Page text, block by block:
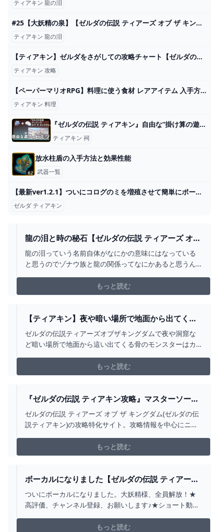
ティアキン 龍の泪
#25【大妖精の泉】【ゼルダの伝説 ティアーズ オブ ザ キングダム】 - YouTube
ティアキン 龍の泪
【ティアキン】ゼルダをさがしての攻略チャート【ゼルダの伝説ティアーズオブザキングダム】 - ゲームウィズ
ティアキン 攻略
【ペーパーマリオRPG】料理に使う食材 レアアイテム 入手方法 解説 お悩みセンター 攻略 【ペパマリRPG リメイク/Switch】 - YouTube
ティアキン 料理
『ゼルダの伝説 ティアキン』自由な“掛け算の遊び”を生むために。「全部物理で作る」を決断するまで【GDC 2024】 ゲーム・エンタメ最新情報のファミ通.com
ティアキン 祠
放水柱盾の入手方法と効果性能
武器一覧
【最新ver1.2.1】ついにコログのミを増殖させて簡単にポーチをMAXにする方法が見つかりました。【ゼルダの伝説ティアーズオブザキングダム】【Totk】 - YouTube
ゼルダ ティアキン
龍の泪と時の秘石【ゼルダの伝説 ティアーズ オブ
ザ キングダム】♯１３ - YOUTUBE
龍の泪っていう名前自体がなにかの意味にはなっている
と思うのでゾナウ族と龍の関係ってなにかあると思うん
どんな感じだったっけなぁ。かっこよさはフォルムとか
の部分が大きいので目元はちゃんと見ていないってい
もっと読む
【ティアキン】夜や暗い場所で地面から出てくる
骨の敵を一撃で倒す方法【ゼルダの伝説ティアー
ズオブザキングダム】
ゼルダの伝説ティアーズオブザキングダムで夜や洞窟な
ど暗い場所で地面から這い出てくる骨のモンスターはカ
ハザード4のプラーガみたいな感じですね。明るい場
もっと読む
『ゼルダの伝説 ティアキン攻略』マスターソード
入手には2つのルートが存在するの？ストーリーが
優秀なのでいきなり抜く選択はしない方が良いか
ゼルダの伝説 ティアーズ オブ ザ キングダム(ゼルダの伝
説ティアキン)の攻略特化サイト。攻略情報を中心にニュ
『ゼルダの伝説 ティアキン攻略』マスターソード入手に
は2つのルートが存在するの？ストーリーが優秀なのでい
もっと読む
ボーカルになりました【ゼルダの伝説 ティアーズ
オブザキングダム】#65 - YOUTUBE
ついにボーカルになりました。大妖精様、全員解放！★
高評価、チャンネル登録、お願いします♪★ショート動画
ったよーとか、コメントしてくれると助かります！★生
もっと読む